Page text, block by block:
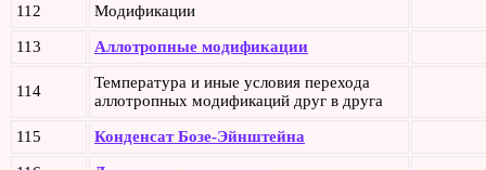
112 Модификации
113 Аллотропные модификации
114
Температура и иные условия перехода
аллотропных модификаций друг в друга
115 Конденсат Бозе-Эйнштейна